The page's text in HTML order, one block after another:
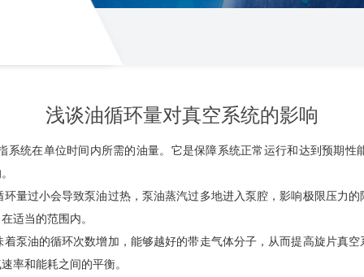
浅谈油循环量对真空系统的影响
在单位时间内所需的油量。它是保障系统正常运行和达到预期性
过小会导致泵油过热，泵油蒸汽过多地进入泵腔，影响极限压力的
适当的范围内。
油的循环次数增加，能够越好的带走气体分子，从而提高旋片真空
率和能耗之间的平衡。